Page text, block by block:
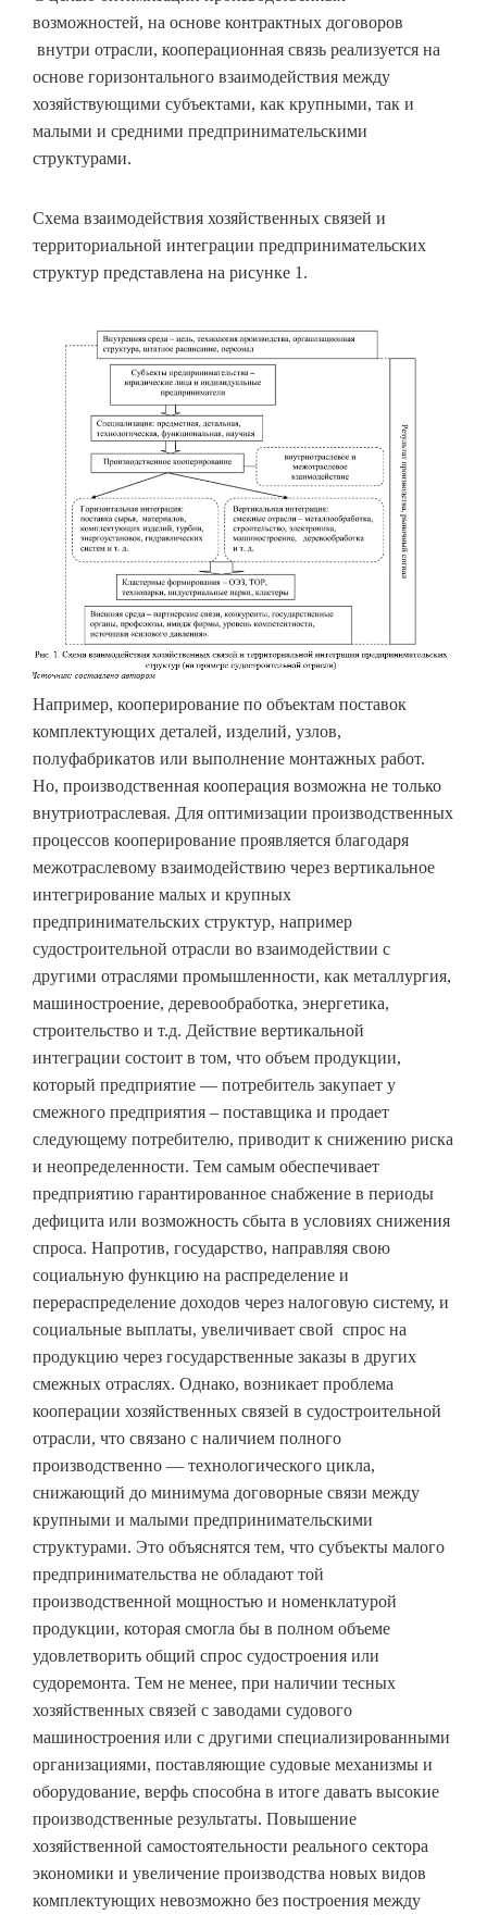
возможностей, на основе контрактных договоров
внутри отрасли, кооперационная связь реализуется на
основе горизонтального взаимодействия между
хозяйствующими субъектами, как крупными, так и
малыми и средними предпринимательскими
структурами.
Схема взаимодействия хозяйственных связей и
территориальной интеграции предпринимательских
структур представлена на рисунке 1.
Например, кооперирование по объектам поставок
комплектующих деталей, изделий, узлов,
полуфабрикатов или выполнение монтажных работ.
Но, производственная кооперация возможна не только
внутриотраслевая. Для оптимизации производственных
процессов кооперирование проявляется благодаря
межотраслевому взаимодействию через вертикальное
интегрирование малых и крупных
предпринимательских структур, например
судостроительной отрасли во взаимодействии с
другими отраслями промышленности, как металлургия,
машиностроение, деревообработка, энергетика,
строительство и т.д. Действие вертикальной
интеграции состоит в том, что объем продукции,
который предприятие — потребитель закупает у
смежного предприятия – поставщика и продает
следующему потребителю, приводит к снижению риска
и неопределенности. Тем самым обеспечивает
предприятию гарантированное снабжение в периоды
дефицита или возможность сбыта в условиях снижения
спроса. Напротив, государство, направляя свою
социальную функцию на распределение и
перераспределение доходов через налоговую систему, и
социальные выплаты, увеличивает свой спрос на
продукцию через государственные заказы в других
смежных отраслях. Однако, возникает проблема
кооперации хозяйственных связей в судостроительной
отрасли, что связано с наличием полного
производственно — технологического цикла,
снижающий до минимума договорные связи между
крупными и малыми предпринимательскими
структурами. Это объяснятся тем, что субъекты малого
предпринимательства не обладают той
производственной мощностью и номенклатурой
продукции, которая смогла бы в полном объеме
удовлетворить общий спрос судостроения или
судоремонта. Тем не менее, при наличии тесных
хозяйственных связей с заводами судового
машиностроения или с другими специализированными
организациями, поставляющие судовые механизмы и
оборудование, верфь способна в итоге давать высокие
производственные результаты. Повышение
хозяйственной самостоятельности реального сектора
экономики и увеличение производства новых видов
комплектующих невозможно без построения между